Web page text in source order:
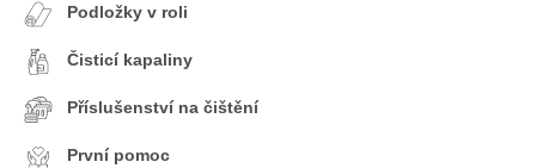
Podložky v roli
Čisticí kapaliny
Příslušenství na čištění
První pomoc